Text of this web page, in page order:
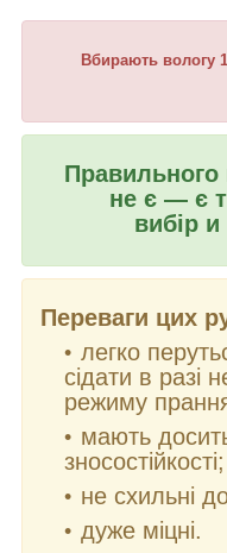
Вбирають вологу
Правильного
не є — є
вибір и
Переваги цих
легко
сідати в разі
режиму
мають
зносостійкості;
не схильні
дуже міцні.